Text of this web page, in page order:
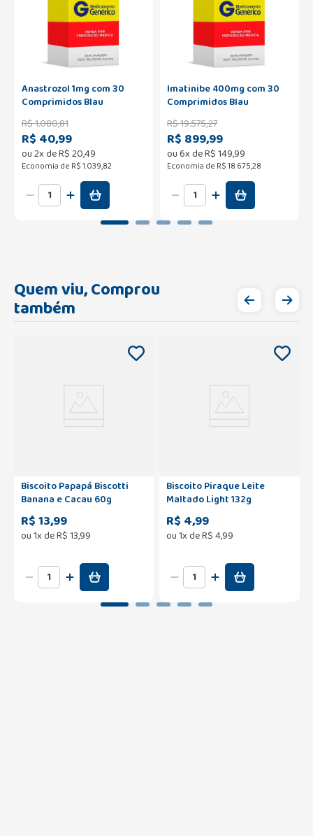
Anastrozol 1mg com 30
Comprimidos Blau
R$1.080,81
R$ 40,99
ou2x deR$20,49
Economia de R$ 1.039,82
Imatinibe 400mg com 30
Comprimidos Blau
R$19.575,27
R$ 899,99
ou6x deR$149,99
Economia de R$ 18.675,28
Quem viu, Comprou
também
Biscoito Papapá Biscotti
Banana e Cacau 60g
R$ 13,99
ou1x deR$13,99
Biscoito Piraque Leite
Maltado Light 132g
R$ 4,99
ou1x deR$4,99